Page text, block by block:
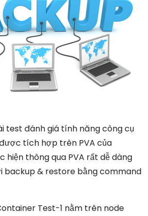
test đánh giá tính năng công cụ
tích hợp trên PVA của
hiện thông qua PVA rất dễ dàng
backup & restore bằng command
Test-1 nằm trên node